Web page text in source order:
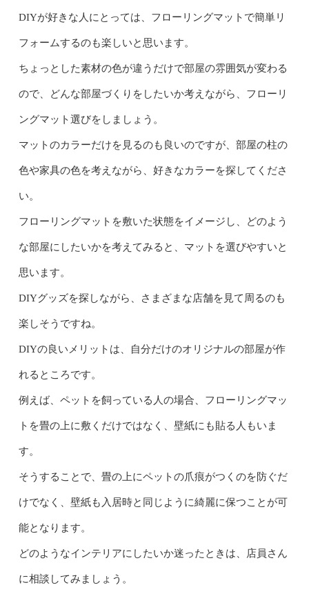
DIYが好きな人にとっては、フローリングマットで簡単リ
フォームするのも楽しいと思います。
ちょっとした素材の色が違うだけで部屋の雰囲気が変わる
ので、どんな部屋づくりをしたいか考えながら、フローリ
ングマット選びをしましょう。
マットのカラーだけを見るのも良いのですが、部屋の柱の
色や家具の色を考えながら、好きなカラーを探してくださ
い。
フローリングマットを敷いた状態をイメージし、どのよう
な部屋にしたいかを考えてみると、マットを選びやすいと
思います。
DIYグッズを探しながら、さまざまな店舗を見て周るのも
楽しそうですね。
DIYの良いメリットは、自分だけのオリジナルの部屋が作
れるところです。
例えば、ペットを飼っている人の場合、フローリングマッ
トを畳の上に敷くだけではなく、壁紙にも貼る人もいま
す。
そうすることで、畳の上にペットの爪痕がつくのを防ぐだ
けでなく、壁紙も入居時と同じように綺麗に保つことが可
能となります。
どのようなインテリアにしたいか迷ったときは、店員さん
に相談してみましょう。